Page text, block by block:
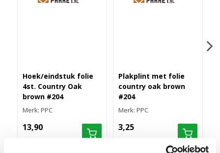
Hoek/eindstuk folie
4st. Country Oak
brown #204
Merk: PPC
13,90
Plakplint met folie
country oak brown
#204
Merk: PPC
3,25